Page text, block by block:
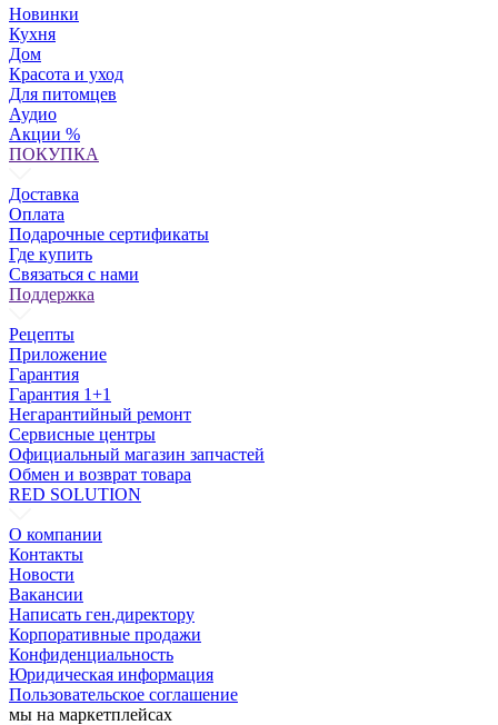
Новинки
Кухня
Дом
Красота и уход
Для питомцев
Аудио
Акции %
ПОКУПКА
Доставка
Оплата
Подарочные сертификаты
Где купить
Связаться с нами
Поддержка
Рецепты
Приложение
Гарантия
Гарантия 1+1
Негарантийный ремонт
Сервисные центры
Официальный магазин запчастей
Обмен и возврат товара
RED SOLUTION
О компании
Контакты
Новости
Вакансии
Написать ген.директору
Корпоративные продажи
Конфиденциальность
Юридическая информация
Пользовательское соглашение
мы на маркетплейсах